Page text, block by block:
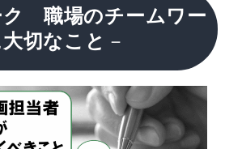
ク 職場のチームワー
切なこと －